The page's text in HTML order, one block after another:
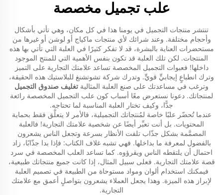
علب تجميل مخصصة
تنتشر منتجات التجميل في يومنا هذا في كل مكان، وهي تأتي بأشكال
وأحجام مختلفة. وعند شرائك لأي منتجات ماكياج أو لوشن أو غيرها من
مستحضرات العناية بالبشرة، قد لا تفكر كثيرًا في العلبة التي تأتي بها هذه
المنتجات. لكن تلك العلبة قد تكون بنفس الأهمية التي للمنتج الموجود
داخلها! فعبوات التجميل المخصصة تساعد علامتك التجارية على التميز
وترك انطباعٍ إيجابيٍّ قويٍّ. وتدرك شركة تشوتشنغ للبلاستيك هذه الحقيقة،
وترغب في مساعدتك على صنع العلبة المثالية تغليف صندوق التجميل
لمنتجاتك. دعونا نستعرض معًا أسباب كون علب التجميل المخصصة رائعة
جدًّا، وكيف تختار العلبة المناسبة لما تحتاجه.
عندما تُحضّر علبًا خاصة لمُنتجاتك التجميلية، فالأمر لا يتعلَّق فقط بحماية
المحتويات. بل أنت تعبِّر أيضًا عن شخصية علامتك التجارية! فالعلبة
المصمَّمة بشكل جذّاب تلفت الأنظار بسرعة وتجعل الناس يشعرون
بالفضول لمعرفة ما بداخلها. فهي تشبه غلاف الكتاب: فإذا بدا جذّابًا، زاد
احتمال أن يلتقطه الناس ويقرؤوه. كما تساعد العلب المخصصة في سرد
قصة علامتك التجارية. فعلى سبيل المثال، إذا كانت جميع منتجاتك طبيعية،
فيمكنك استخدام ألوان ومواد مستوحاة من الطبيعة في تصميم العلبة
لإبراز هذه الميزة. وهذا يجعل العملاء يشعرون بتواصلٍ أعمق مع علامتك
التجارية.